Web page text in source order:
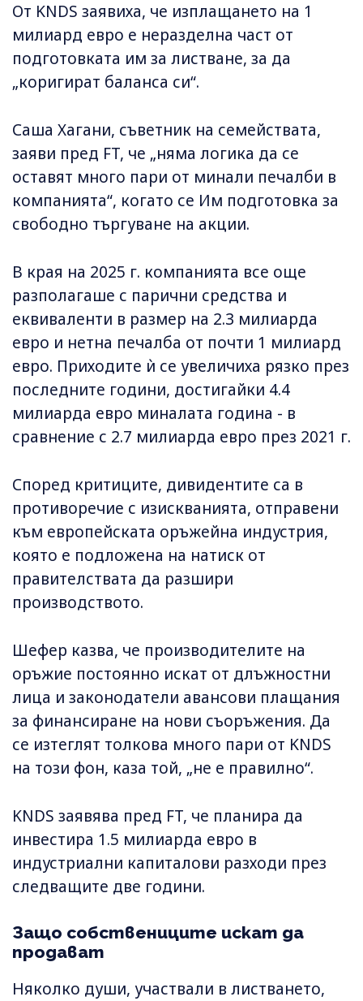
От KNDS заявиха, че изплащането на 1
милиард евро е неразделна част от
подготовката им за листване, за да
„коригират баланса си“.
Саша Хагани, съветник на семействата,
заяви пред FT, че „няма логика да се
оставят много пари от минали печалби в
компанията“, когато се Им подготовка за
свободно търгуване на акции.
В края на 2025 г. компанията все още
разполагаше с парични средства и
еквиваленти в размер на 2.3 милиарда
евро и нетна печалба от почти 1 милиард
евро. Приходите ѝ се увеличиха рязко през
последните години, достигайки 4.4
милиарда евро миналата година - в
сравнение с 2.7 милиарда евро през 2021 г.
Според критиците, дивидентите са в
противоречие с изискванията, отправени
към европейската оръжейна индустрия,
която е подложена на натиск от
правителствата да разшири
производството.
Шефер казва, че производителите на
оръжие постоянно искат от длъжностни
лица и законодатели авансови плащания
за финансиране на нови съоръжения. Да
се ​​​​изтеглят толкова много пари от KNDS
на този фон, каза той, „не е правилно“.
KNDS заявява пред FT, че планира да
инвестира 1.5 милиарда евро в
индустриални капиталови разходи през
следващите две години.
Защо собствениците искат да
продават
Няколко души, участвали в листването,